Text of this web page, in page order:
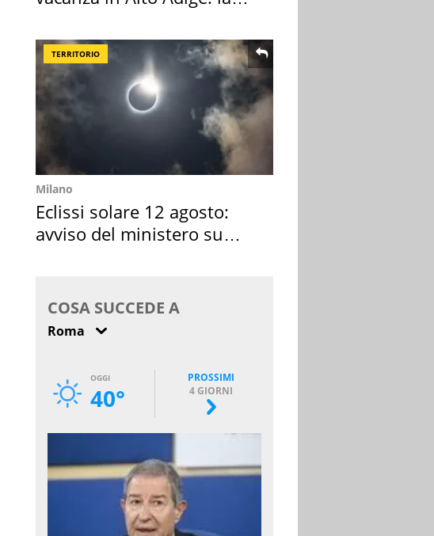
TERRITORIO
Milano
Eclissi solare 12 agosto:
avviso del ministero su